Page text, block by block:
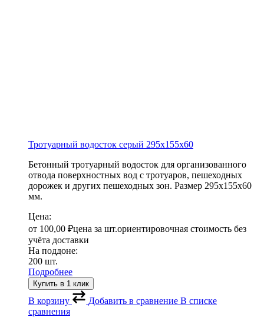
Тротуарный водосток серый 295х155х60
Бетонный тротуарный водосток для организованного
отвода поверхностных вод с тротуаров, пешеходных
дорожек и других пешеходных зон. Размер 295х155х60
мм.
Цена:
от 100,00 ₽цена за шт.ориентировочная стоимость без
учёта доставки
На поддоне:
200 шт.
Подробнее
Купить в 1 клик
В корзину Добавить в сравнение В списке
сравнения